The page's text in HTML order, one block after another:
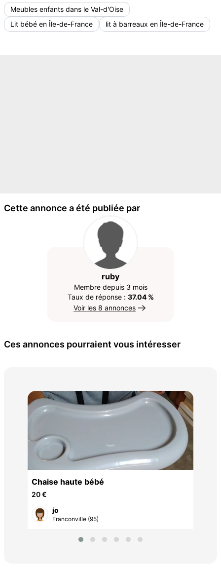
Meubles enfants dans le Val-d'Oise
Lit bébé en Île-de-France
lit à barreaux en Île-de-France
Cette annonce a été publiée par
ruby
Membre depuis 3 mois
Taux de réponse : 37.04 %
Voir les 8 annonces
Ces annonces pourraient vous intéresser
Chaise haute bébé
20 €
jo
Franconville (95)